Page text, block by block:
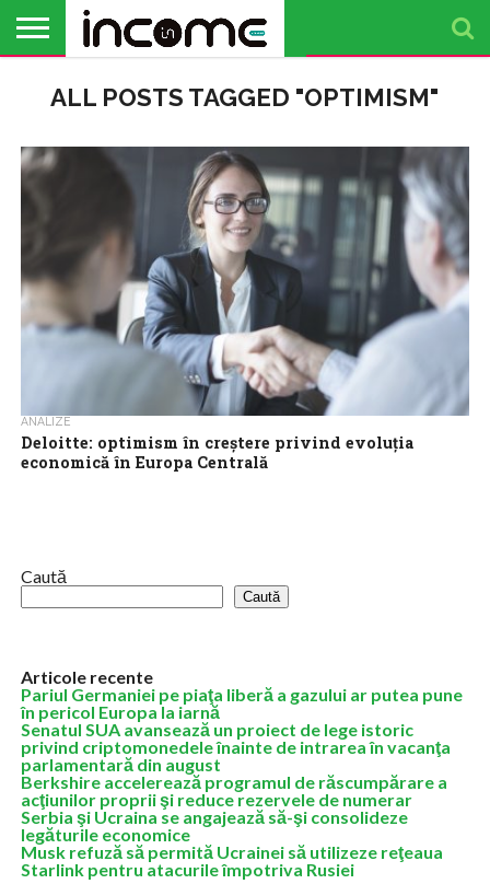
PROFIL DE
ANTREPRENOR
BUSINESS
ANALIZE
OPINII
FINANȚE
PERSONALE
TIMP
LIBER
ALL POSTS TAGGED "OPTIMISM"
ANALIZE
Deloitte: optimism în creștere privind evoluția
economică în Europa Centrală
Caută
Caută
Articole recente
Pariul Germaniei pe piaţa liberă a gazului ar putea pune
în pericol Europa la iarnă
Senatul SUA avansează un proiect de lege istoric
privind criptomonedele înainte de intrarea în vacanţa
parlamentară din august
Berkshire accelerează programul de răscumpărare a
acţiunilor proprii şi reduce rezervele de numerar
Serbia şi Ucraina se angajează să-şi consolideze
legăturile economice
Musk refuză să permită Ucrainei să utilizeze reţeaua
Starlink pentru atacurile împotriva Rusiei